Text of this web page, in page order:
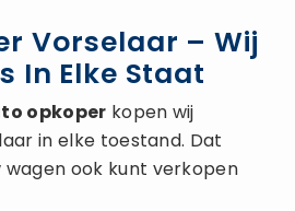
Vorselaar – Wij
In Elke Staat
opkoper kopen wij
in elke toestand. Dat
ook kunt verkopen